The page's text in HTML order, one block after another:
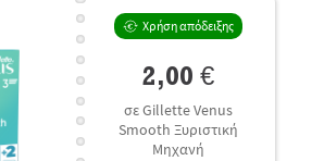
Χρήση απόδειξης
2,00 €
σε Gillette Venus
Smooth Ξυριστική
Μηχανή